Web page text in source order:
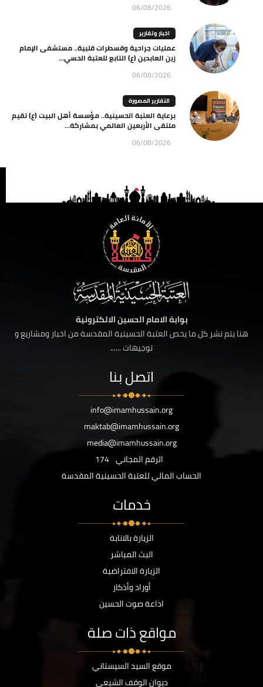
06/08/2026
اخبار وتقارير
عمليات جراحية وقسطرات قلبية.. مستشفى الإمام
زين العابدين (ع) التابع للعتبة الحسي...
06/08/2026
التقارير المصورة
برعاية العتبة الحسينية.. مؤسسة أهل البيت (ع) تقيم
ملتقى الأربعين العالمي بمشاركة...
06/08/2026
بوابة الامام الحسين الالكترونية
هنا يتم نشر كل ما يخص العتبة الحسينية المقدسة من اخبار ومشاريع و
توجيهات ......
اتصل بنا
info@imamhussain.org
maktab@imamhussain.org
media@imamhussain.org
الرقم المجاني 174
الحساب المالي للعتبة الحسينية المقدسة
خدمات
الزيارة بالانابة
البث المباشر
الزيارة الافتراضية
أوراد وأذكار
اذاعة صوت الحسين
مواقع ذات صلة
موقع السيد السيستاني
ديوان الوقف الشيعي